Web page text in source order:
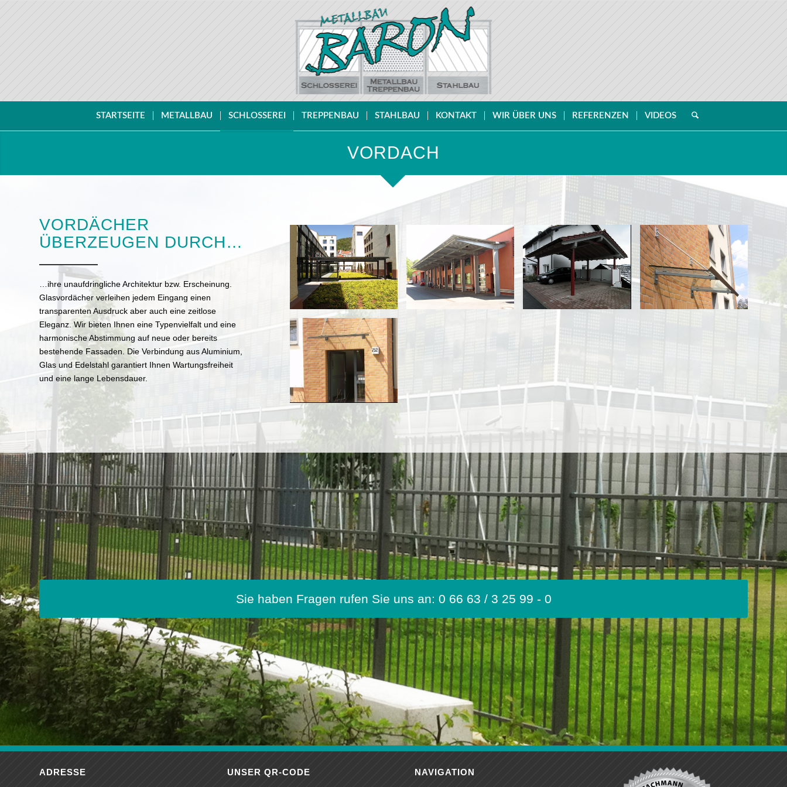
STARTSEITE METALLBAU SCHLOSSEREI TREPPENBAU STAHLBAU KONTAKT WIR ÜBER UNS REFERENZEN VIDEOS
VORDACH
VORDÄCHER
ÜBERZEUGEN DURCH…
…ihre unaufdringliche Architektur bzw. Erscheinung.
Glasvordächer verleihen jedem Eingang einen
transparenten Ausdruck aber auch eine zeitlose
Eleganz. Wir bieten Ihnen eine Typenvielfalt und eine
harmonische Abstimmung auf neue oder bereits
bestehende Fassaden. Die Verbindung aus Aluminium,
Glas und Edelstahl garantiert Ihnen Wartungsfreiheit
und eine lange Lebensdauer.
Sie haben Fragen rufen Sie uns an: 0 66 63 / 3 25 99 - 0
ADRESSE UNSER QR-CODE NAVIGATION